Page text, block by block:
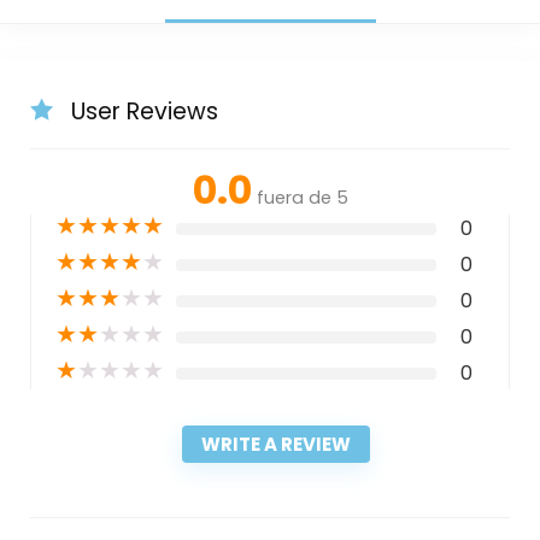
User Reviews
0.0 fuera de 5
★★★★★ 0
★★★★★ 0
★★★★★ 0
★★★★★ 0
★★★★★ 0
WRITE A REVIEW